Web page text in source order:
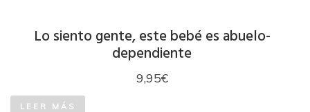
Lo siento gente, este bebé es abuelo-
dependiente
9,95€
LEER MÁS